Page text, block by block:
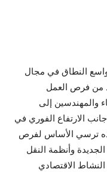
واسع النطاق في مجال
من فرص العمل
والمهندسين إلى
الارتفاع الفوري في
ترسي الأساس لفرص
وأنظمة النقل
الاقتصادي